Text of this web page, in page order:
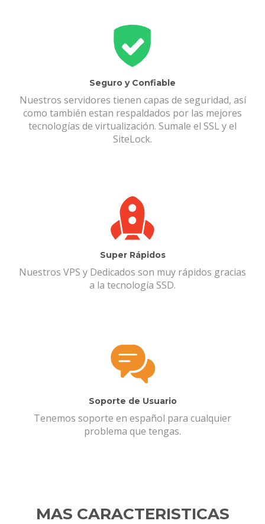
Seguro y Confiable
Nuestros servidores tienen capas de seguridad, así
como también estan respaldados por las mejores
tecnologías de virtualización. Sumale el SSL y el
SiteLock.
Super Rápidos
Nuestros VPS y Dedicados son muy rápidos gracias
a la tecnología SSD.
Soporte de Usuario
Tenemos soporte en español para cualquier
problema que tengas.
MAS CARACTERISTICAS